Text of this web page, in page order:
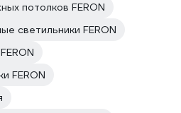
потолков FERON
светильники FERON
FERON